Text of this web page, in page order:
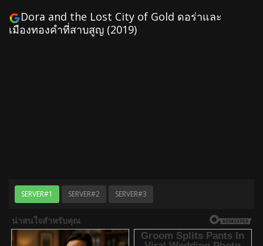
Dora and the Lost City of Gold ดอร่า​และ
เมืองทองคำที่สาบสูญ (2019)
SERVER#1 SERVER#2 SERVER#3